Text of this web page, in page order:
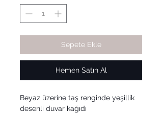
Sepete Ekle
Hemen Satın Al
Beyaz üzerine taş renginde yeşillik
desenli duvar kağıdı